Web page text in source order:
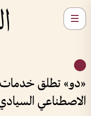
«دو» تطلق خدمات
الاصطناعي